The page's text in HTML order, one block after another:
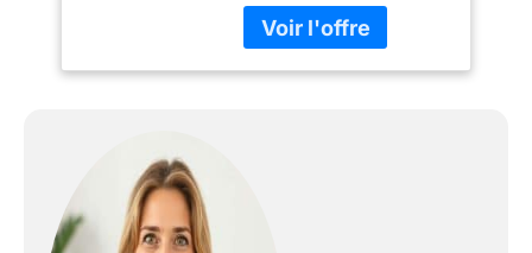
Carreaux Poil Court
Moelleux 250 x 350
classiques et modernes
qui s'associent avec